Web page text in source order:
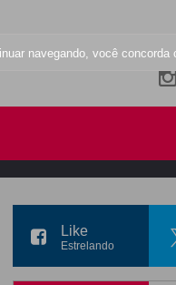
navegando, você
Like
Estrelando